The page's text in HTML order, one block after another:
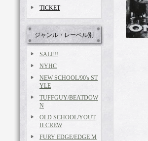
TICKET
ジャンル・レーベル別
SALE!!
NYHC
NEW SCHOOL/90's ST
YLE
TUFFGUY/BEATDOW
N
OLD SCHOOL/YOUT
H CREW
FURY EDGE/EDGE M